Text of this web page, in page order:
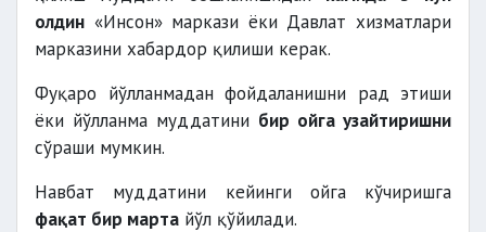
олдин «Инсон» маркази ёки Давлат хизматлари
марказини хабардор қилиши керак.
Фуқаро йўлланмадан фойдаланишни рад этиши
ёки йўлланма муддатини бир ойга узайтиришни
сўраши мумкин.
Навбат муддатини кейинги ойга кўчиришга
фақат бир марта йўл қўйилади.